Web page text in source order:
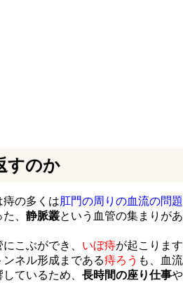
すのか
の多くは肛門の周りの血流の問題
、 静脈叢という血管の集まりが
こぶができ、 いぼ痔が起こりま
ネル形成まである痔ろう も、血
ているため、 長時間の座り仕事や